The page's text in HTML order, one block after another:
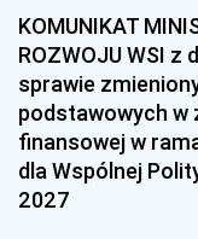
KOMUNIKAT
ROZWOJU WSI z
sprawie
podstawowych w
finansowej w
dla Wspólnej
2027